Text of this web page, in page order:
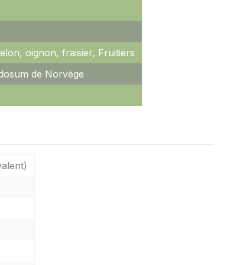
oignon, fraisier, Fruitiers
de Norvège